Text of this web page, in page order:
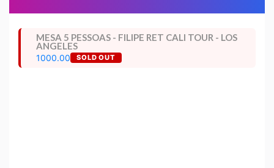
MESA 5 PESSOAS - FILIPE RET CALI TOUR - LOS
ANGELES
1000.00 SOLD OUT